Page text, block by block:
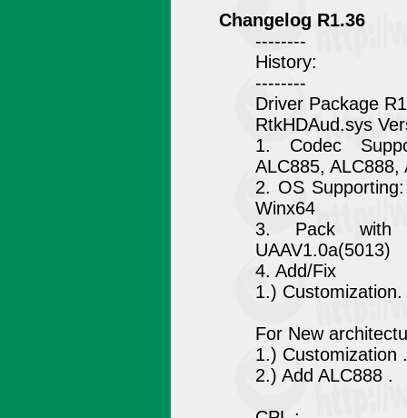
Changelog R1.36
--------
History:
--------
Driver Package
RtkHDAud.sys
1. Codec
ALC885, ALC888,
2. OS
Winx64
3. Pack with
UAAV1.0a(5013)
4. Add/Fix
1.) Customization.
For New
1.) Customization .
2.) Add ALC888 .